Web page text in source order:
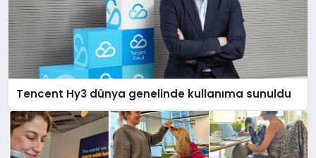
Tencent Hy3 dünya genelinde kullanıma sunuldu